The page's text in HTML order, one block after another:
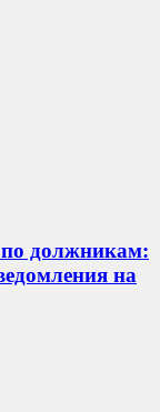
должникам:
на